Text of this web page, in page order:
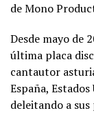
de Mono
Desde mayo de
última placa
cantautor
España,
deleitando a